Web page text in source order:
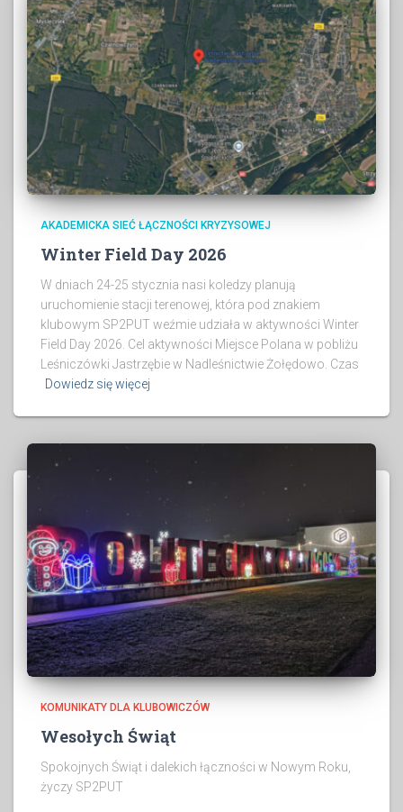
AKADEMICKA SIEĆ ŁĄCZNOŚCI KRYZYSOWEJ
Winter Field Day 2026
W dniach 24-25 stycznia nasi koledzy planują
uruchomienie stacji terenowej, która pod znakiem
klubowym SP2PUT weźmie udziała w aktywności Winter
Field Day 2026. Cel aktywności Miejsce Polana w pobliżu
Leśniczówki Jastrzębie w Nadleśnictwie Żołędowo. Czas
Dowiedz się więcej
KOMUNIKATY DLA KLUBOWICZÓW
Wesołych Świąt
Spokojnych Świąt i dalekich łączności w Nowym Roku,
życzy SP2PUT